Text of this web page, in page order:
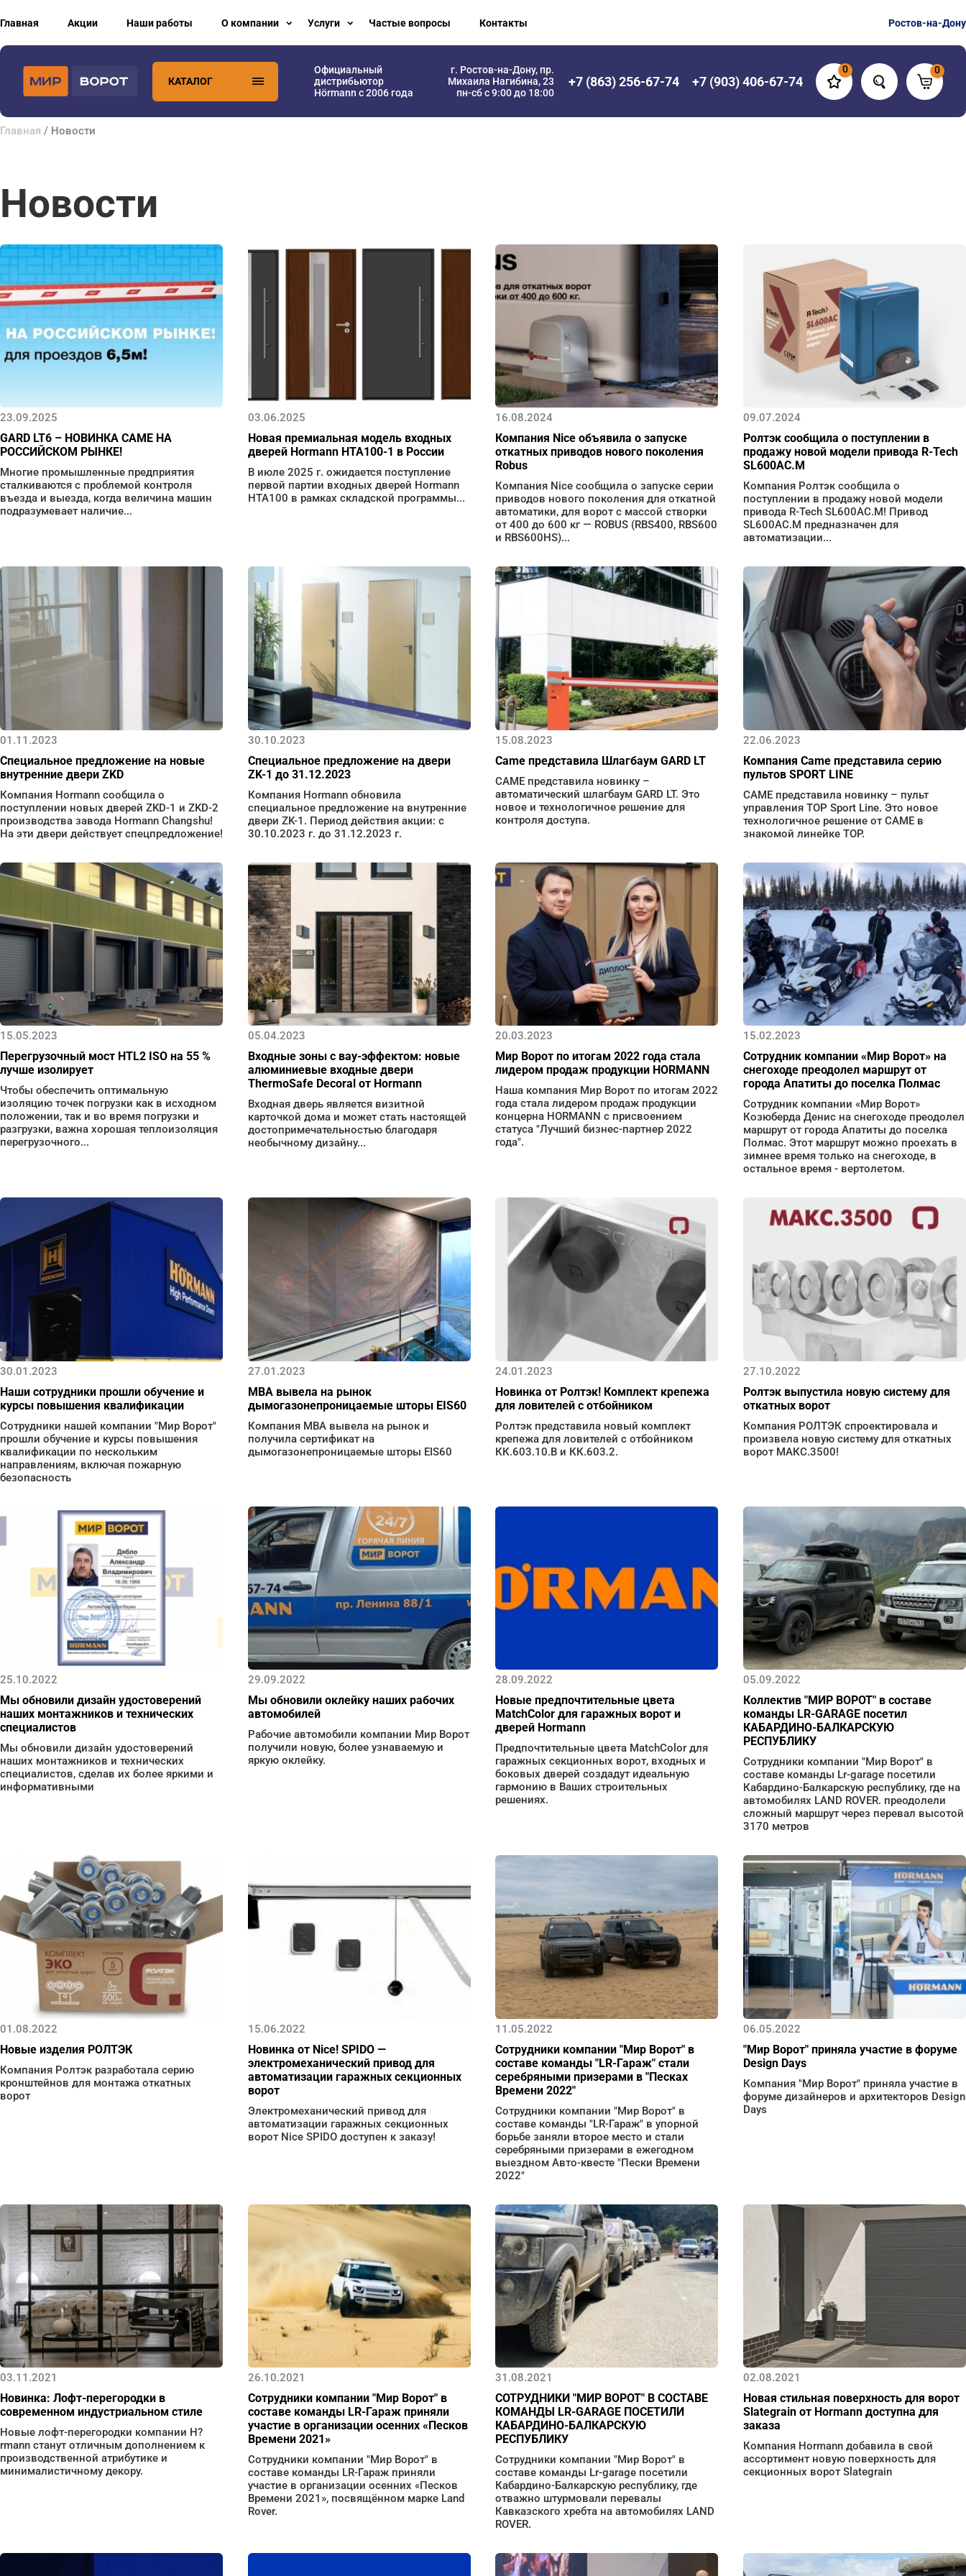
Главная Акции Наши работы О компании Услуги Частые вопросы Контакты Ростов-на-Дону
КАТАЛОГ
Официальный
дистрибьютор
Hörmann с 2006 года
г. Ростов-на-Дону, пр.
Михаила Нагибина, 23
пн-сб с 9:00 до 18:00
+7 (863) 256-67-74 +7 (903) 406-67-74
0 0
Главная / Новости
Новости
23.09.2025
GARD LT6 – НОВИНКА CAME НА
РОССИЙСКОМ РЫНКЕ!
Многие промышленные предприятия
сталкиваются с проблемой контроля
въезда и выезда, когда величина машин
подразумевает наличие...
03.06.2025
Новая премиальная модель входных
дверей Hormann HTA100-1 в России
В июле 2025 г. ожидается поступление
первой партии входных дверей Hormann
НТА100 в рамках складской программы...
16.08.2024
Компания Nice объявила о запуске
откатных приводов нового поколения
Robus
Компания Nice сообщила о запуске серии
приводов нового поколения для откатной
автоматики, для ворот с массой створки
от 400 до 600 кг — ROBUS (RBS400, RBS600
и RBS600HS)...
09.07.2024
Ролтэк сообщила о поступлении в
продажу новой модели привода R-Tech
SL600AC.М
Компания Ролтэк сообщила о
поступлении в продажу новой модели
привода R-Tech SL600AC.М! Привод
SL600AC.M предназначен для
автоматизации...
01.11.2023
Специальное предложение на новые
внутренние двери ZKD
Компания Hormann сообщила о
поступлении новых дверей ZKD-1 и ZKD-2
производства завода Hormann Changshu!
На эти двери действует спецпредложение!
30.10.2023
Специальное предложение на двери
ZK-1 до 31.12.2023
Компания Hormann обновила
специальное предложение на внутренние
двери ZK-1. Период действия акции: с
30.10.2023 г. до 31.12.2023 г.
15.08.2023
Came представила Шлагбаум GARD LT
CAME представила новинку –
автоматический шлагбаум GARD LT. Это
новое и технологичное решение для
контроля доступа.
22.06.2023
Компания Came представила серию
пультов SPORT LINE
CAME представила новинку – пульт
управления TOP Sport Line. Это новое
технологичное решение от САМЕ в
знакомой линейке TOP.
15.05.2023
Перегрузочный мост HTL2 ISO на 55 %
лучше изолирует
Чтобы обеспечить оптимальную
изоляцию точек погрузки как в исходном
положении, так и во время погрузки и
разгрузки, важна хорошая теплоизоляция
перегрузочного...
05.04.2023
Входные зоны с вау-эффектом: новые
алюминиевые входные двери
ThermoSafe Decoral от Hormann
Входная дверь является визитной
карточкой дома и может стать настоящей
достопримечательностью благодаря
необычному дизайну...
20.03.2023
Мир Ворот по итогам 2022 года стала
лидером продаж продукции HORMANN
Наша компания Мир Ворот по итогам 2022
года стала лидером продаж продукции
концерна HORMANN с присвоением
статуса "Лучший бизнес-партнер 2022
года".
15.02.2023
Сотрудник компании «Мир Ворот» на
снегоходе преодолел маршрут от
города Апатиты до поселка Полмас
Сотрудник компании «Мир Ворот»
Козюберда Денис на снегоходе преодолел
маршрут от города Апатиты до поселка
Полмас. Этот маршрут можно проехать в
зимнее время только на снегоходе, в
остальное время - вертолетом.
30.01.2023
Наши сотрудники прошли обучение и
курсы повышения квалификации
Сотрудники нашей компании "Мир Ворот"
прошли обучение и курсы повышения
квалификации по нескольким
направлениям, включая пожарную
безопасность
27.01.2023
МВА вывела на рынок
дымогазонепроницаемые шторы EIS60
Компания МВА вывела на рынок и
получила сертификат на
дымогазонепроницаемые шторы EIS60
24.01.2023
Новинка от Ролтэк! Комплект крепежа
для ловителей с отбойником
Ролтэк представила новый комплект
крепежа для ловителей с отбойником
КК.603.10.В и КК.603.2.
27.10.2022
Ролтэк выпустила новую систему для
откатных ворот
Компания РОЛТЭК спроектировала и
произвела новую систему для откатных
ворот МАКС.3500!
25.10.2022
Мы обновили дизайн удостоверений
наших монтажников и технических
специалистов
Мы обновили дизайн удостоверений
наших монтажников и технических
специалистов, сделав их более яркими и
информативными
29.09.2022
Мы обновили оклейку наших рабочих
автомобилей
Рабочие автомобили компании Мир Ворот
получили новую, более узнаваемую и
яркую оклейку.
28.09.2022
Новые предпочтительные цвета
MatchColor для гаражных ворот и
дверей Hormann
Предпочтительные цвета MatchColor для
гаражных секционных ворот, входных и
боковых дверей создадут идеальную
гармонию в Ваших строительных
решениях.
05.09.2022
Коллектив "МИР ВОРОТ" в составе
команды LR-GARAGE посетил
КАБАРДИНО-БАЛКАРСКУЮ
РЕСПУБЛИКУ
Сотрудники компании "Мир Ворот" в
составе команды Lr-garage посетили
Кабардино-Балкарскую республику, где на
автомобилях LAND ROVER. преодолели
сложный маршрут через перевал высотой
3170 метров
01.08.2022
Новые изделия РОЛТЭК
Компания Ролтэк разработала серию
кронштейнов для монтажа откатных
ворот
15.06.2022
Новинка от Nice! SPIDO —
электромеханический привод для
автоматизации гаражных секционных
ворот
Электромеханический привод для
автоматизации гаражных секционных
ворот Nice SPIDO доступен к заказу!
11.05.2022
Сотрудники компании "Мир Ворот" в
составе команды "LR-Гараж" стали
серебряными призерами в "Песках
Времени 2022"
Сотрудники компании "Мир Ворот" в
составе команды "LR-Гараж" в упорной
борьбе заняли второе место и стали
серебряными призерами в ежегодном
выездном Авто-квесте "Пески Времени
2022"
06.05.2022
"Мир Ворот" приняла участие в форуме
Design Days
Компания "Мир Ворот" приняла участие в
форуме дизайнеров и архитекторов Design
Days
03.11.2021
Новинка: Лофт-перегородки в
современном индустриальном стиле
Новые лофт-перегородки компании H?
rmann станут отличным дополнением к
производственной атрибутике и
минималистичному декору.
26.10.2021
Сотрудники компании "Мир Ворот" в
составе команды LR-Гараж приняли
участие в организации осенних «Песков
Времени 2021»
Сотрудники компании "Мир Ворот" в
составе команды LR-Гараж приняли
участие в организации осенних «Песков
Времени 2021», посвящённом марке Land
Rover.
31.08.2021
СОТРУДНИКИ "МИР ВОРОТ" В СОСТАВЕ
КОМАНДЫ LR-GARAGE ПОСЕТИЛИ
КАБАРДИНО-БАЛКАРСКУЮ
РЕСПУБЛИКУ
Сотрудники компании "Мир Ворот" в
составе команды Lr-garage посетили
Кабардино-Балкарскую республику, где
отважно штурмовали перевалы
Кавказского хребта на автомобилях LAND
ROVER.
02.08.2021
Новая стильная поверхность для ворот
Slategrain от Hormann доступна для
заказа
Компания Hormann добавила в свой
ассортимент новую поверхность для
секционных ворот Slategrain